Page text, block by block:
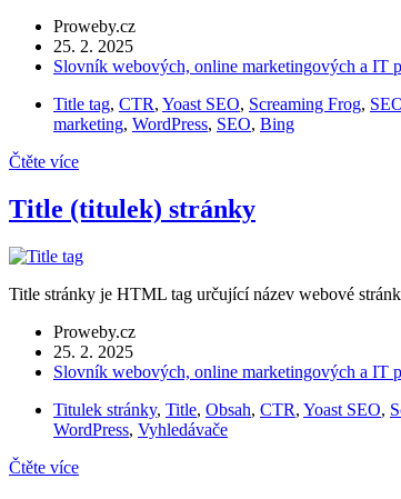
Proweby.cz
25. 2. 2025
Slovník webových, online marketingových a IT
Title tag, CTR, Yoast SEO, Screaming Frog,
marketing, WordPress, SEO, Bing
Čtěte více
Title (titulek) stránky
Title stránky je HTML tag určující název webové
Proweby.cz
25. 2. 2025
Slovník webových, online marketingových a IT
Titulek stránky, Title, Obsah, CTR, Yoast SEO,
WordPress, Vyhledávače
Čtěte více